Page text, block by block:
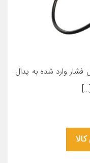
وارد شده به پدال